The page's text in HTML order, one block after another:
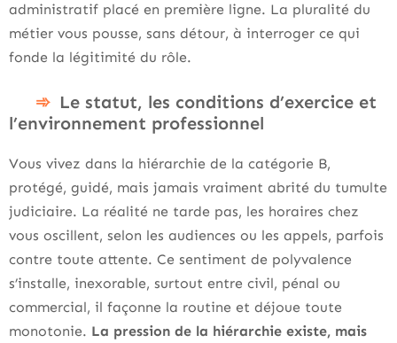
administratif placé en première ligne. La pluralité du
métier vous pousse, sans détour, à interroger ce qui
fonde la légitimité du rôle.
Le statut, les conditions d’exercice et
l’environnement professionnel
Vous vivez dans la hiérarchie de la catégorie B,
protégé, guidé, mais jamais vraiment abrité du tumulte
judiciaire. La réalité ne tarde pas, les horaires chez
vous oscillent, selon les audiences ou les appels, parfois
contre toute attente. Ce sentiment de polyvalence
s’installe, inexorable, surtout entre civil, pénal ou
commercial, il façonne la routine et déjoue toute
monotonie. La pression de la hiérarchie existe, mais